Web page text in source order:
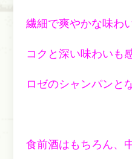
繊細で爽やかな味わ
コクと深い味わいも
ロゼのシャンパンと
食前酒はもちろん、